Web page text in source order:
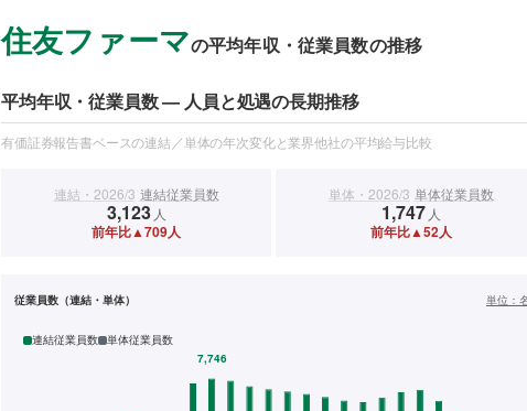
住友ファーマの平均年収・従業員数の推移
平均年収・従業員数 — 人員と処遇の長期推移
有価証券報告書ベースの連結／単体の年次変化と業界他社の平均給与比較
連結・2026/3 連結従業員数
3,123 人
前年比▲709人
単体・2026/3 単体従業員数
1,747 人
前年比▲52人
従業員数（連結・単体） 単位：
連結従業員数 単体従業員数